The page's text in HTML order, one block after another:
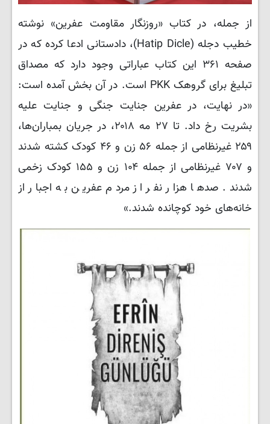
از جمله، در کتاب «روزنگار مقاومت عفرین» نوشته
خطیب دجله (Hatip Dicle)، دادستانی ادعا کرده که در
صفحه ۳۶۱ این کتاب عباراتی وجود دارد که مصداق
تبلیغ برای گروهک PKK است. در آن بخش آمده است:
«در نهایت، در عفرین جنایت جنگی و جنایت علیه
بشریت رخ داد. تا ۲۷ مه ۲۰۱۸، در جریان بمباران‌ها،
۲۵۹ غیرنظامی از جمله ۵۶ زن و ۴۶ کودک کشته شدند
و ۷۰۷ غیرنظامی از جمله ۱۰۴ زن و ۱۵۵ کودک زخمی
شدند. صدها هزار نفر از مردم عفرین به اجبار از
خانه‌های خود کوچانده شدند.»